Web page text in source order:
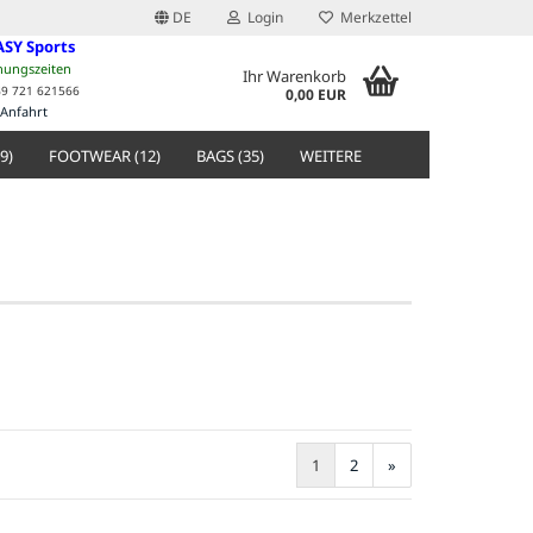
DE Login Merkzettel
Sports
721 621566
Anfahrt
Ihr Warenkorb
0,00 EUR
FOOTWEAR (12) BAGS (35) WEITERE
1 2 »